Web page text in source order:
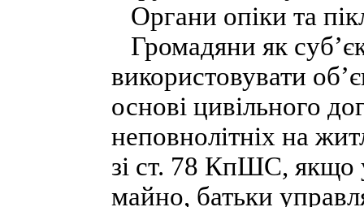
Органи опіки та
Громадяни як
використовувати
основі цивільного
неповнолітніх на
зі ст. 78 КпШС, якщо
майно, батьки